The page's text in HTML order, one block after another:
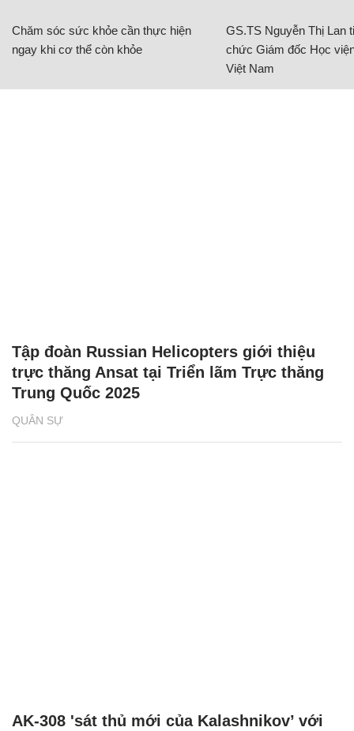
Chăm sóc sức khỏe cần thực hiện
ngay khi cơ thể còn khỏe
GS.TS Nguyễn Thị Lan
chức Giám đốc Học
Việt Nam
QUÂN SỰ
Tập đoàn Russian Helicopters giới thiệu
trực thăng Ansat tại Triển lãm Trực thăng
Trung Quốc 2025
AK-308 'sát thủ mới của Kalashnikov’ với